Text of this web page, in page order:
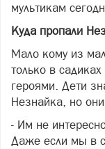
мультикам
Куда пропали
Мало кому из
только в
героями. Дети
Незнайка, но
- Им не
Даже если мы в